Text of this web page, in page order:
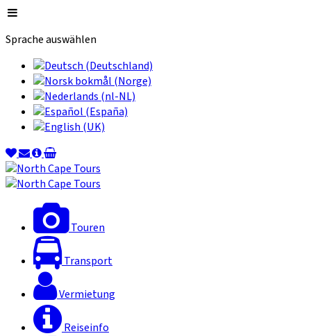
Sprache auswählen
Touren
Transport
Vermietung
Reiseinfo